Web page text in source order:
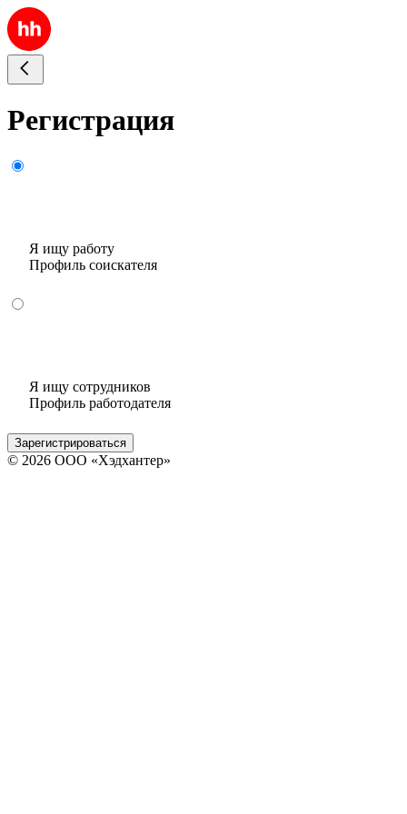
Регистрация
Я ищу работу
Профиль соискателя
Я ищу сотрудников
Профиль работодателя
Зарегистрироваться
© 2026 ООО «Хэдхантер»